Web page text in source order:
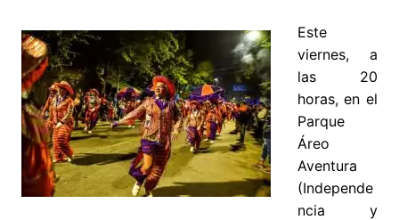
Este
viernes, a
las 20
horas, en el
Parque
Áreo
Aventura
(Independe
ncia y